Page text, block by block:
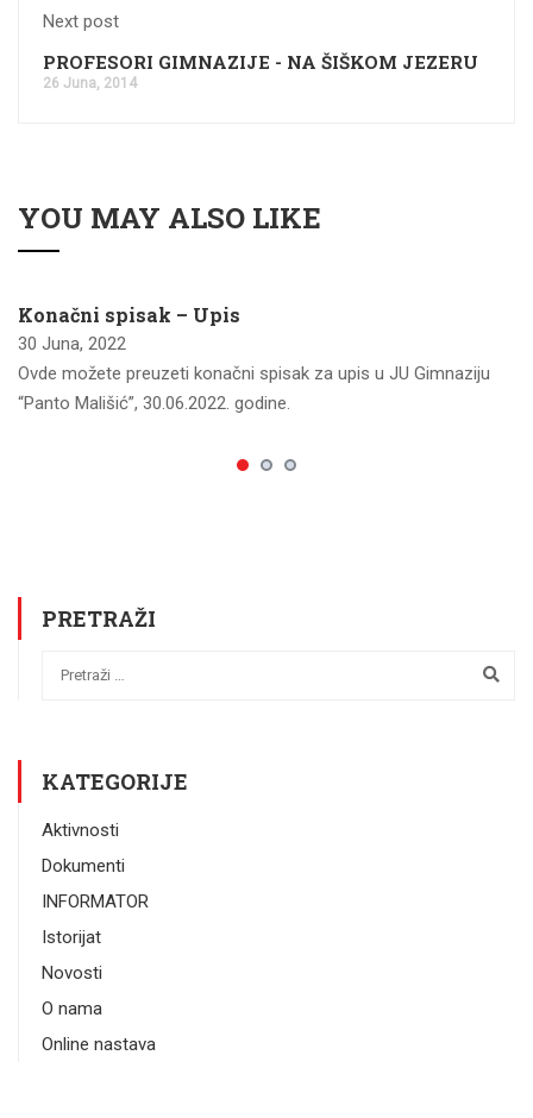
Next post
PROFESORI GIMNAZIJE - NA ŠIŠKOM JEZERU
26 Juna, 2014
YOU MAY ALSO LIKE
Konačni spisak – Upis
30 Juna, 2022
Ovde možete preuzeti konačni spisak za upis u JU Gimnaziju
“Panto Mališić”, 30.06.2022. godine.
PRETRAŽI
KATEGORIJE
Aktivnosti
Dokumenti
INFORMATOR
Istorijat
Novosti
O nama
Online nastava